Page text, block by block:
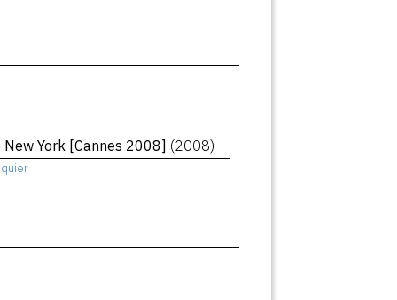
New York [Cannes 2008] (2008)